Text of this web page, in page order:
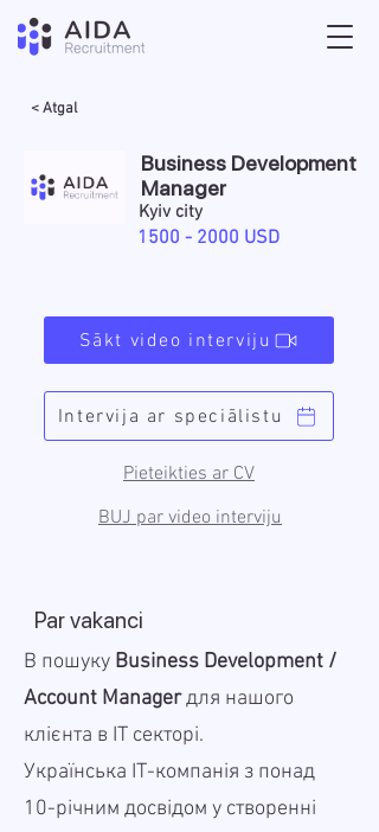
< Atgal
Business Development
Manager
Kyiv city
1500 - 2000 USD
Sākt video interviju
Pieteikties ar CV
Intervija ar speciālistu
BUJ par video interviju
Par vakanci
В пошуку Business Development /
Account Managerдля нашого
клієнта в IT секторі.
Українська ІТ-компанія з понад
10-річним досвідом у створенні